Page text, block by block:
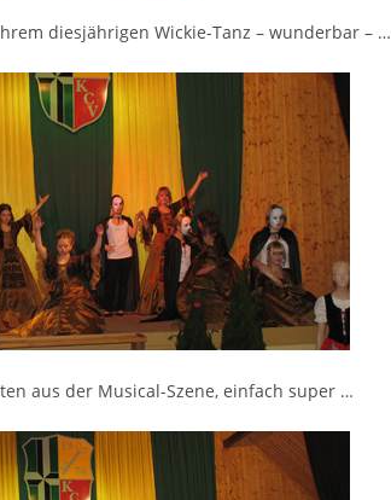
diesjährigen Wickie-Tanz – wunderbar – …
aus der Musical-Szene, einfach super …